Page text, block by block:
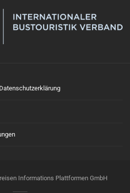
Informations Plattformen GmbH